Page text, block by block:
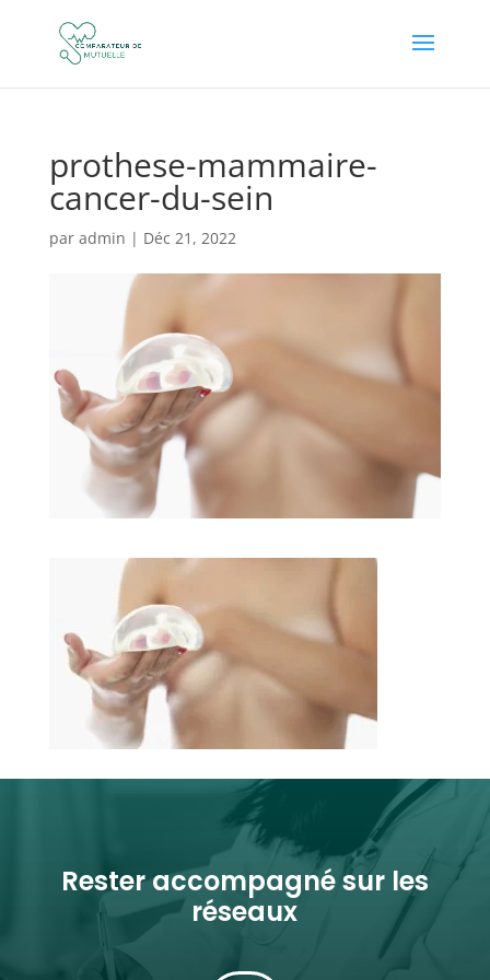
prothese-mammaire-
cancer-du-sein
par admin | Déc 21, 2022
Rester accompagné sur les
réseaux